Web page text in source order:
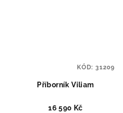
Příborník Viliam
16 590 Kč
KÓD: 31209